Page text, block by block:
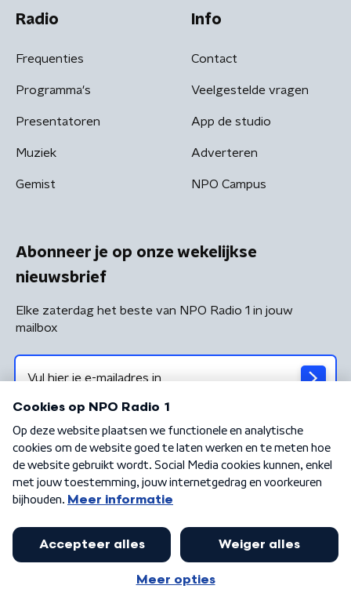
Radio
Frequenties
Programma's
Presentatoren
Muziek
Gemist
Info
Contact
Veelgestelde vragen
App de studio
Adverteren
NPO Campus
Abonneer je op onze wekelijkse
nieuwsbrief
Elke zaterdag het beste van NPO Radio 1 in jouw
mailbox
Algemene voorwaarden